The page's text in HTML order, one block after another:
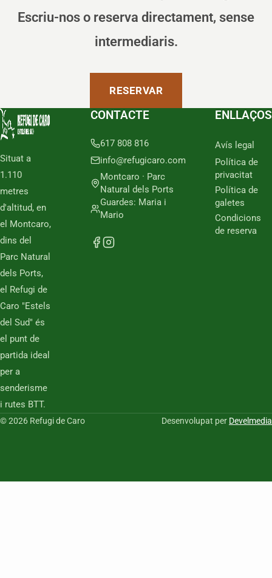
Escriu-nos o reserva directament, sense
intermediaris.
RESERVAR
Situat a
1.110
metres
d'altitud, en
el Montcaro,
dins del
Parc Natural
dels Ports,
el Refugi de
Caro "Estels
del Sud" és
el punt de
partida ideal
per a
senderisme
i rutes BTT.
CONTACTE
617 808 816
info@refugicaro.com
Montcaro · Parc
Natural dels Ports
Guardes: Maria i
Mario
ENLLAÇOS
Avís legal
Política de
privacitat
Política de
galetes
Condicions
de reserva
© 2026 Refugi de Caro Desenvolupat per Develmedia